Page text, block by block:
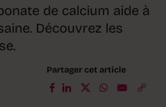
de calcium aide à
Découvrez les
Partager cet article